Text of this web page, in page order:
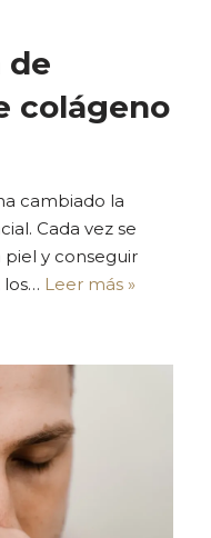
de
colágeno
cambiado la
Cada vez se
piel y conseguir
los… Leer más »